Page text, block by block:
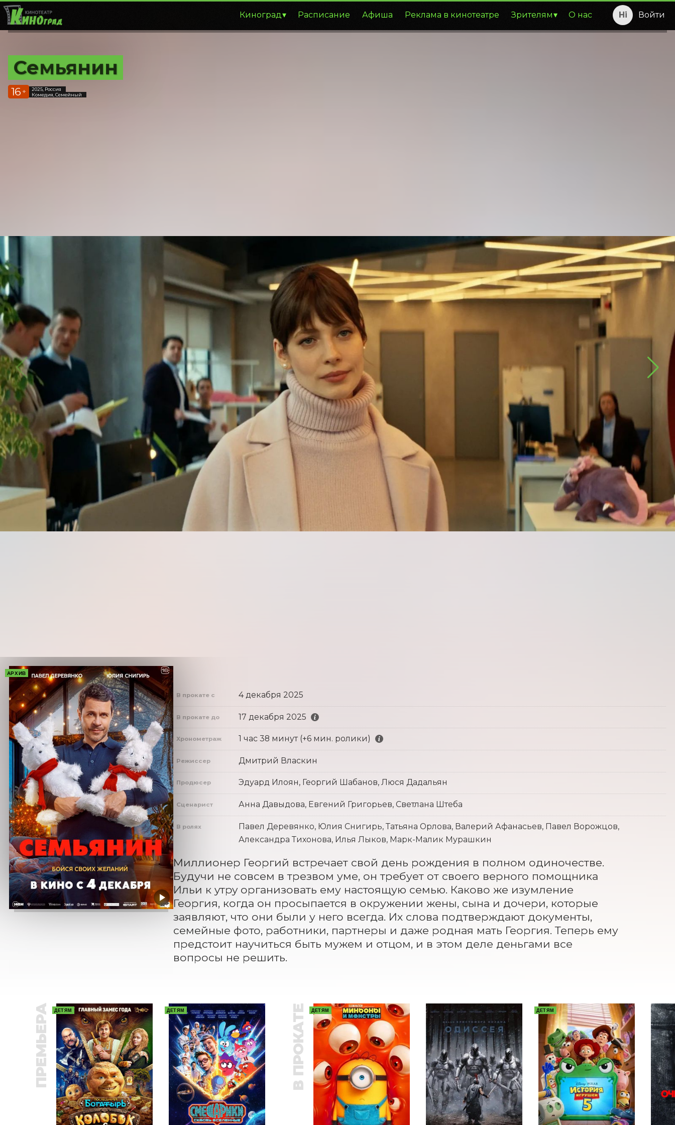
Киноград Расписание Афиша Реклама в кинотеатре Зрителям О нас Войти
Семьянин
16 +
2025, Россия
Комедия, Семейный
АРХИВ
В прокате с 4 декабря 2025
В прокате до 17 декабря 2025
Хронометраж 1 час 38 минут (+6 мин. ролики)
Режиссер Дмитрий Власкин
Продюсер Эдуард Илоян, Георгий Шабанов, Люся Дадальян
Сценарист Анна Давыдова, Евгений Григорьев, Светлана Штеба
В ролях
Павел Деревянко, Юлия Снигирь, Татьяна Орлова, Валерий Афанасьев, Павел Ворожцов,
Александра Тихонова, Илья Лыков, Марк-Малик Мурашкин
Миллионер Георгий встречает свой день рождения в полном одиночестве.
Будучи не совсем в трезвом уме, он требует от своего верного помощника
Ильи к yтpy организовать ему настоящую семью. Каково же изумление
Георгия, когда он просыпается в окружении жены, сына и дочери, которые
заявляют, что они были у него всегда. Их слова подтверждают документы,
семейные фото, работники, партнеры и даже родная мать Георгия. Теперь ему
предстоит научиться быть мужем и отцом, и в этом деле деньгами все
вопросы не решить.
ПРЕМЬЕРА ДЕТЯМ ДЕТЯМ В ПРОКАТЕ ДЕТЯМ ДЕТЯМ